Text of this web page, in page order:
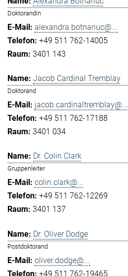
Doktorandin
alexandra.botnariuc@...
+49 511 762-14005
3401 143
Jacob Cardinal Tremblay
Doktorand
jacob.cardinaltremblay@...
+49 511 762-17188
3401 034
Dr. Colin Clark
Gruppenleiter
colin.clark@...
+49 511 762-12269
3401 137
Dr. Oliver Dodge
Postdoktorand
oliver.dodge@...
+49 511 762-19465